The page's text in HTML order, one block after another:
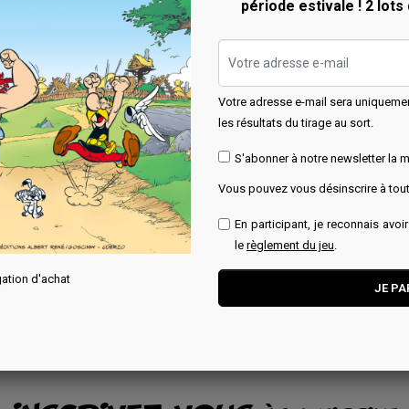
Aperçu rapide
- Jeux de cochons
Moves
€
Ajouter au panier
Rupture de stock
indisponible.
d'achat
période estivale ! 2
Votre adresse e-mail sera
les résultats du tirage au sort.
S'abonner à notre newsletter la
Vous pouvez vous désinscrire à
En participant, je reconnais
le règlement du jeu.